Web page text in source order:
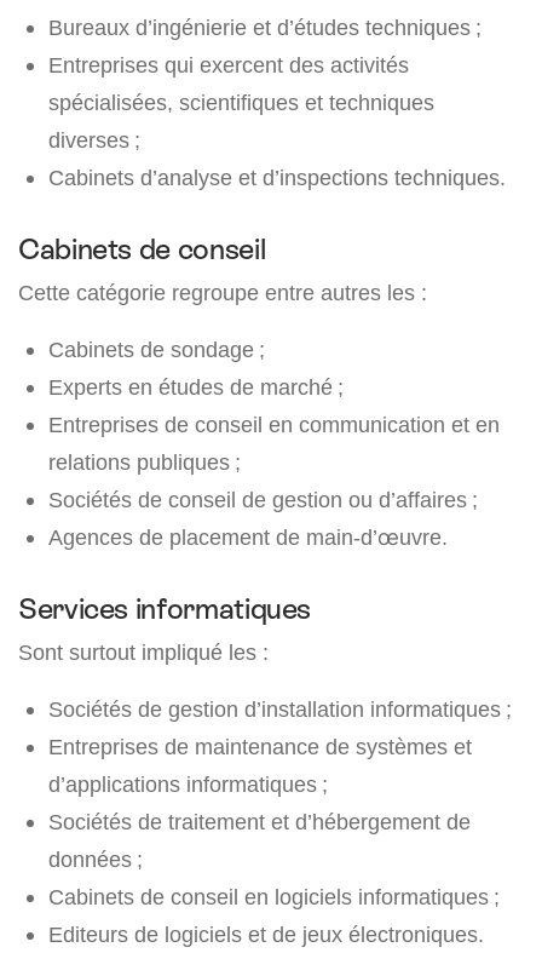
Bureaux d’ingénierie et d’études techniques ;
Entreprises qui exercent des activités
spécialisées, scientifiques et techniques
diverses ;
Cabinets d’analyse et d’inspections techniques.
Cabinets de conseil
Cette catégorie regroupe entre autres les :
Cabinets de sondage ;
Experts en études de marché ;
Entreprises de conseil en communication et en
relations publiques ;
Sociétés de conseil de gestion ou d’affaires ;
Agences de placement de main-d’œuvre.
Services informatiques
Sont surtout impliqué les :
Sociétés de gestion d’installation informatiques ;
Entreprises de maintenance de systèmes et
d’applications informatiques ;
Sociétés de traitement et d’hébergement de
données ;
Cabinets de conseil en logiciels informatiques ;
Editeurs de logiciels et de jeux électroniques.